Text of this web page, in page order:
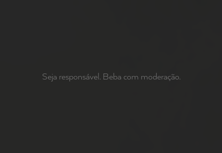
Seja responsável. Beba com moderação.